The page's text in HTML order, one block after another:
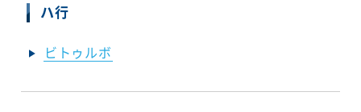
ハ行
ビトゥルボ